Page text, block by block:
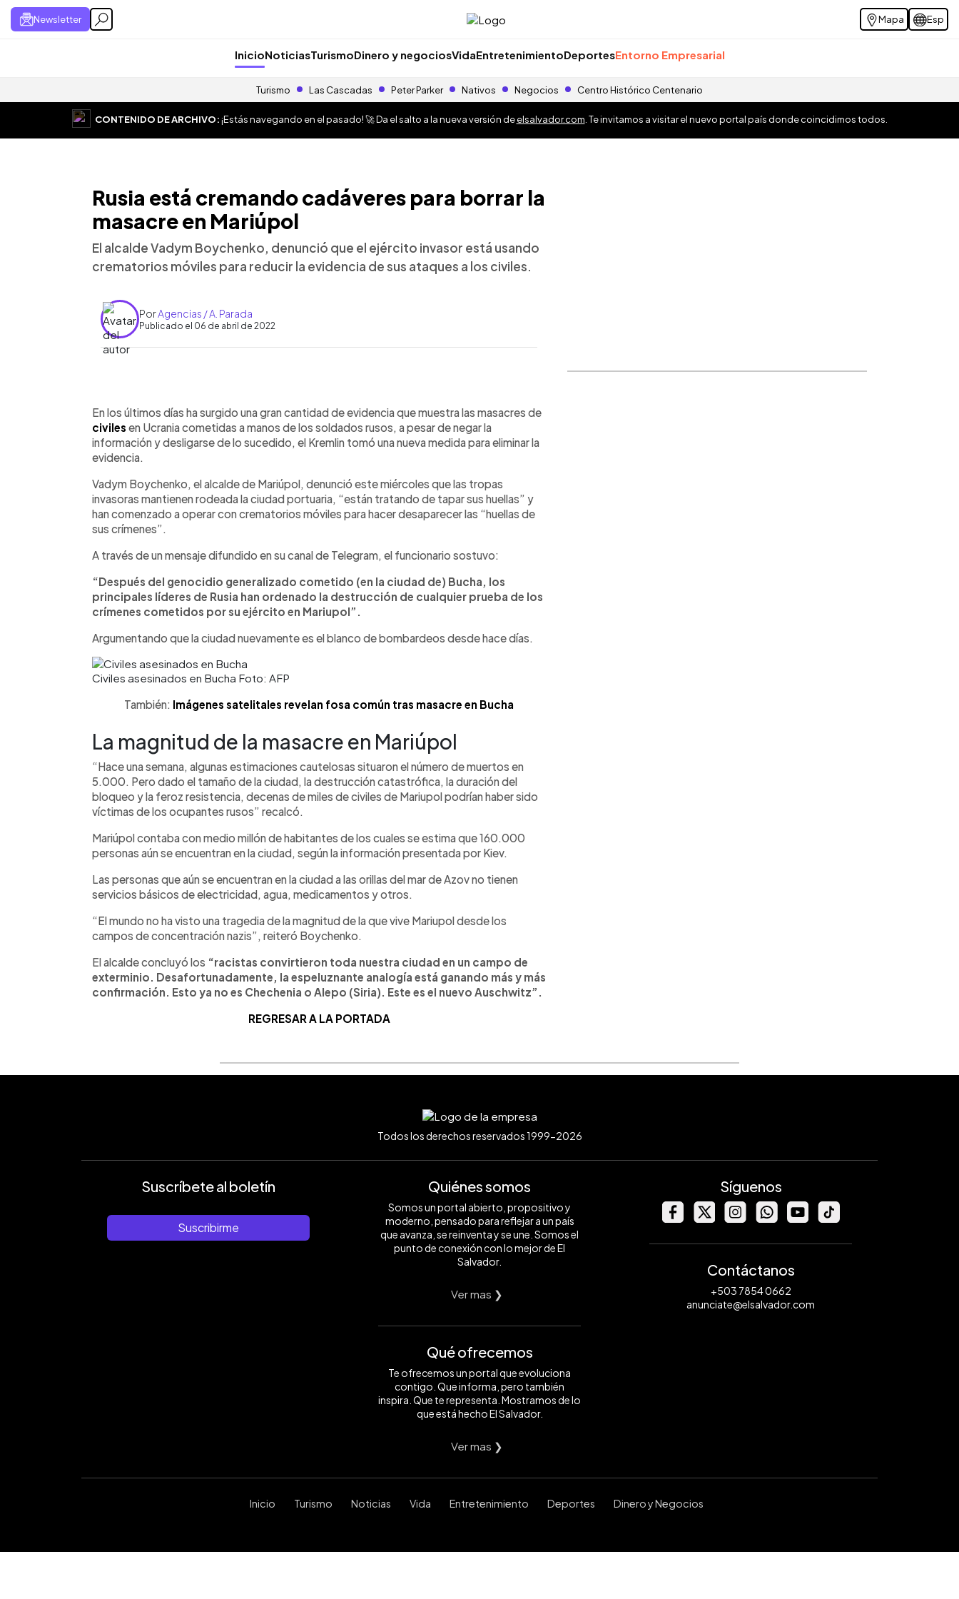
Newsletter Mapa Esp
InicioNoticiasTurismoDinero y negociosVidaEntretenimientoDeportesEntorno Empresarial
Turismo Las Cascadas Peter Parker Nativos Negocios Centro Histórico Centenario
CONTENIDO DE ARCHIVO:¡Estás navegando en el pasado! 🚀 Da el salto a la nueva versión deelsalvador.com . Te invitamos a visitar el nuevo portal país donde coincidimos todos.
Rusia está cremando cadáveres para borrar la
masacre en Mariúpol
El alcalde Vadym Boychenko, denunció que el ejército invasor está usando
crematorios móviles para reducir la evidencia de sus ataques a los civiles.
PorAgencias / A. Parada
Publicado el 06 de abril de 2022
► Escuchar artículo
En los últimos días ha surgido una gran cantidad de evidencia que muestra las masacres de
civiles en Ucrania cometidas a manos de los soldados rusos, a pesar de negar la
información y desligarse de lo sucedido, el Kremlin tomó una nueva medida para eliminar la
evidencia.
Vadym Boychenko, el alcalde de Mariúpol, denunció este miércoles que las tropas
invasoras mantienen rodeada la ciudad portuaria, “están tratando de tapar sus huellas” y
han comenzado a operar con crematorios móviles para hacer desaparecer las “huellas de
sus crímenes”.
A través de un mensaje difundido en su canal de Telegram, el funcionario sostuvo:
“Después del genocidio generalizado cometido (en la ciudad de) Bucha, los
principales líderes de Rusia han ordenado la destrucción de cualquier prueba de los
crímenes cometidos por su ejército en Mariupol”.
Argumentando que la ciudad nuevamente es el blanco de bombardeos desde hace días.
Civiles asesinados en Bucha Foto: AFP
También: Imágenes satelitales revelan fosa común tras masacre en Bucha
La magnitud de la masacre en Mariúpol
“Hace una semana, algunas estimaciones cautelosas situaron el número de muertos en
5.000. Pero dado el tamaño de la ciudad, la destrucción catastrófica, la duración del
bloqueo y la feroz resistencia, decenas de miles de civiles de Mariupol podrían haber sido
víctimas de los ocupantes rusos” recalcó.
Mariúpol contaba con medio millón de habitantes de los cuales se estima que 160.000
personas aún se encuentran en la ciudad, según la información presentada por Kiev.
Las personas que aún se encuentran en la ciudad a las orillas del mar de Azov no tienen
servicios básicos de electricidad, agua, medicamentos y otros.
“El mundo no ha visto una tragedia de la magnitud de la que vive Mariupol desde los
campos de concentración nazis”, reiteró Boychenko.
El alcalde concluyó los “racistas convirtieron toda nuestra ciudad en un campo de
exterminio. Desafortunadamente, la espeluznante analogía está ganando más y más
confirmación. Esto ya no es Chechenia o Alepo (Siria). Este es el nuevo Auschwitz”.
REGRESAR A LA PORTADA
Todos los derechos reservados 1999-2026
Suscríbete al boletín
Suscribirme
Quiénes somos
Somos un portal abierto, propositivo y
moderno, pensado para reflejar a un país
que avanza, se reinventa y se une. Somos el
punto de conexión con lo mejor de El
Salvador.
Ver mas ❯
Qué ofrecemos
Te ofrecemos un portal que evoluciona
contigo. Que informa, pero también
inspira. Que te representa. Mostramos de lo
que está hecho El Salvador.
Ver mas ❯
Síguenos
Contáctanos
+503 7854 0662
anunciate@elsalvador.com
Inicio Turismo Noticias Vida Entretenimiento Deportes Dinero y Negocios